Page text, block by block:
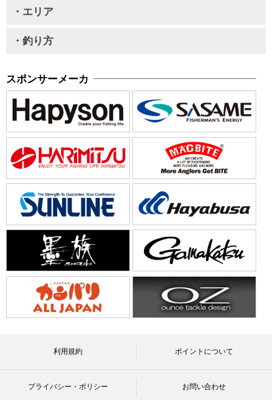
・エリア
・釣り方
スポンサーメーカ
利用規約 ポイントについて
プライバシー・ポリシー お問い合わせ